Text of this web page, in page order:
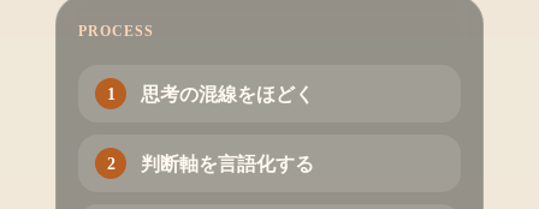
PROCESS
思考の混線をほどく
判断軸を言語化する